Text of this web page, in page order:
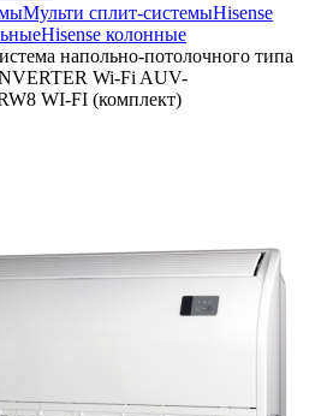
Мульти сплит-системыHisense
Hisense колонные
напольно-потолочного типа
Wi-Fi AUV-
WI-FI (комплект)